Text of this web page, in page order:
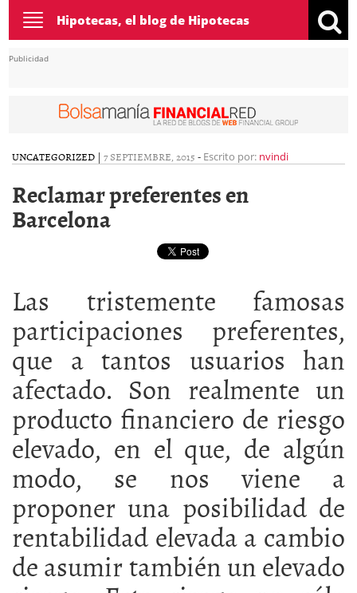
Toggle
navigation
Hipotecas, el blog de Hipotecas
Publicidad
UNCATEGORIZED | 7 SEPTIEMBRE, 2015 - Escrito por: nvindi
Reclamar preferentes en
Barcelona
Las tristemente famosas
participaciones preferentes,
que a tantos usuarios han
afectado. Son realmente un
producto financiero de riesgo
elevado, en el que, de algún
modo, se nos viene a
proponer una posibilidad de
rentabilidad elevada a cambio
de asumir también un elevado